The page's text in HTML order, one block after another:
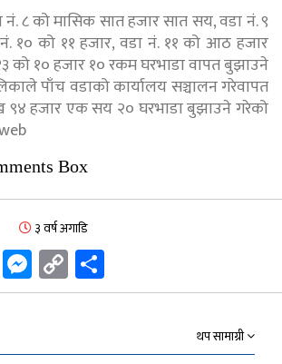
८ को मासिक सात हजार सात सय, वडा नं. ९
१० को ११ हजार, वडा नं. ११ को आठ हजार
को १० हजार १० रकम घरभाडा वापत बुझाउने
पाँच वडाको कार्यालय सञ्चालन गरेवापत
९४ हजार एक सय २० घरभाडा बुझाउने गरेको
Box
३ वर्ष अगाडि
Twitter
Messenger
Copy
Link
थप सामाग्री